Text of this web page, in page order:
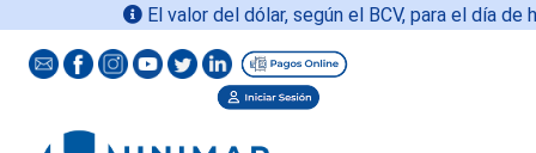
El valor del dólar, según el BCV, para el día de